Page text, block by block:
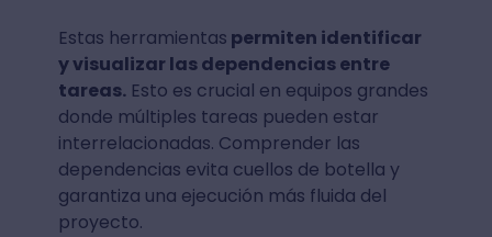
Estas herramientas permiten identificar
y visualizar las dependencias entre
tareas.Esto es crucial en equipos grandes
donde múltiples tareas pueden estar
interrelacionadas. Comprender las
dependencias evita cuellos de botella y
garantiza una ejecución más fluida del
proyecto.